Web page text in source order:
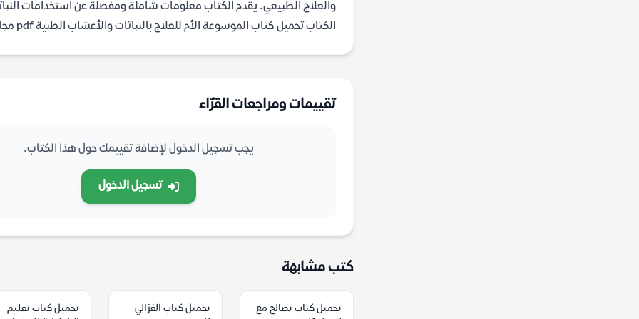
والعلاج الطبيعي. يقدم الكتاب معلومات شاملة ومفصلة عن استخدامات
الكتاب تحميل كتاب الموسوعة الأم للعلاج بالنباتات والأعشاب الطبية pdf مجانا من موقع مكتبة ياسمين.
تقييمات ومراجعات القرّاء
يجب تسجيل الدخول لإضافة تقييمك حول هذا الكتاب.
تسجيل الدخول
كتب مشابهة
تحميل كتاب تصالح مع
تحميل كتاب الغزالي
تحميل كتاب تعليم